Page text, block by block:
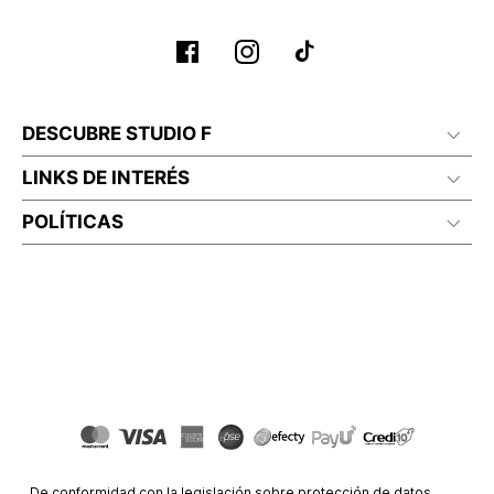
DESCUBRE STUDIO F
LINKS DE INTERÉS
POLÍTICAS